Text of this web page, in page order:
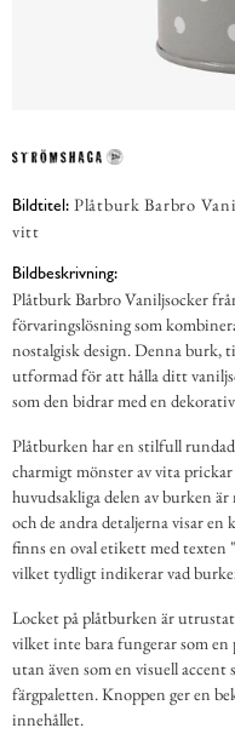
Bildtitel: Plåtburk Barbro
vitt
Bildbeskrivning:
Plåtburk Barbro Vaniljsocker
förvaringslösning som
nostalgisk design. Denna burk,
utformad för att hålla ditt
som den bidrar med en
Plåtburken har en stilfull
charmigt mönster av vita
huvudsakliga delen av burken
och de andra detaljerna visar
finns en oval etikett med texten
vilket tydligt indikerar vad
Locket på plåtburken är
vilket inte bara fungerar som
utan även som en visuell accent
färgpaletten. Knoppen ger en
innehållet.